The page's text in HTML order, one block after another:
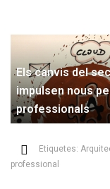
Els canvis del
impulsen nous
professionals
Etiquetes:
professional